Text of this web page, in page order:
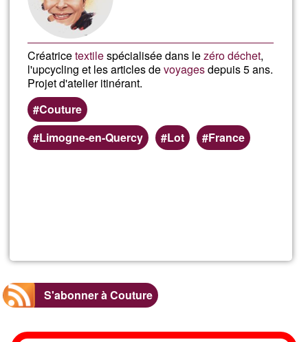
Créatricetextilespécialisée dans lezéro déchet,
l'upcycling et les articles devoyagesdepuis 5 ans.
Projet d'atelier itinérant.
Couture
Limogne-en-Quercy
Lot France
Cox
S'abonner à Couture